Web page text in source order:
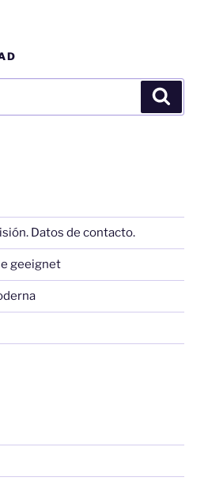
Datos de contacto.
geeignet